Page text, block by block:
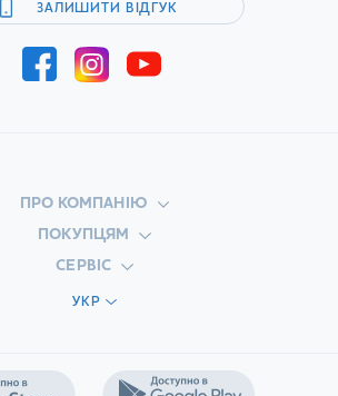
ЗАЛИШИТИ ВІДГУК
ПРО КОМПАНІЮ
ПОКУПЦЯМ
СЕРВІС
УКР